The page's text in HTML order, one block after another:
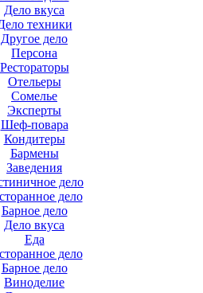
Дело вкуса
техники
Другое дело
Персона
Рестораторы
Отельеры
Сомелье
Эксперты
Шеф-повара
Кондитеры
Бармены
Заведения
дело
дело
Барное дело
Дело вкуса
Еда
дело
Барное дело
Виноделие